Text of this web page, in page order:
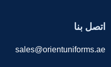
اتصل بنا
sales@orientuniforms.ae